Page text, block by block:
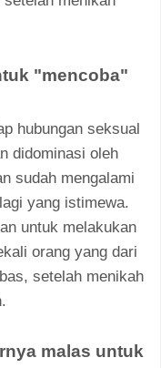
"mencoba"
hubungan seksual
didominasi oleh
sudah mengalami
yang istimewa.
untuk melakukan
orang yang dari
setelah menikah
malas untuk